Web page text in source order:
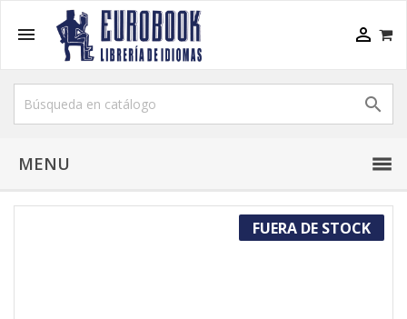
 

MENU
FUERA DE STOCK